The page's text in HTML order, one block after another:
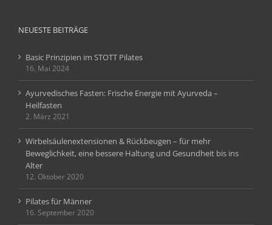
NEUESTE BEITRÄGE
Basic Prinzipien im STOTT Pilates
16. Mai 2024
Ayurvedisches Fasten: Frische Energie mit Ayurveda –
Heilfasten
2. März 2021
Wirbelsäulenextensionen & Rückbeugen – für mehr
Beweglichkeit, eine bessere Haltung und Gesundheit bis ins
Alter
12. Oktober 2020
Pilates für Männer
16. September 2020